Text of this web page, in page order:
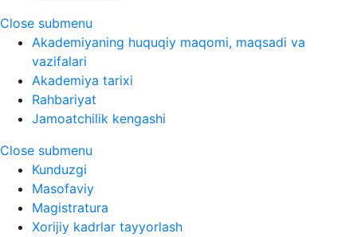
Close submenu
Akademiyaning huquqiy maqomi, maqsadi va
vazifalari
Akademiya tarixi
Rahbariyat
Jamoatchilik kengashi
Close submenu
Kunduzgi
Masofaviy
Magistratura
Xorijiy kadrlar tayyorlash